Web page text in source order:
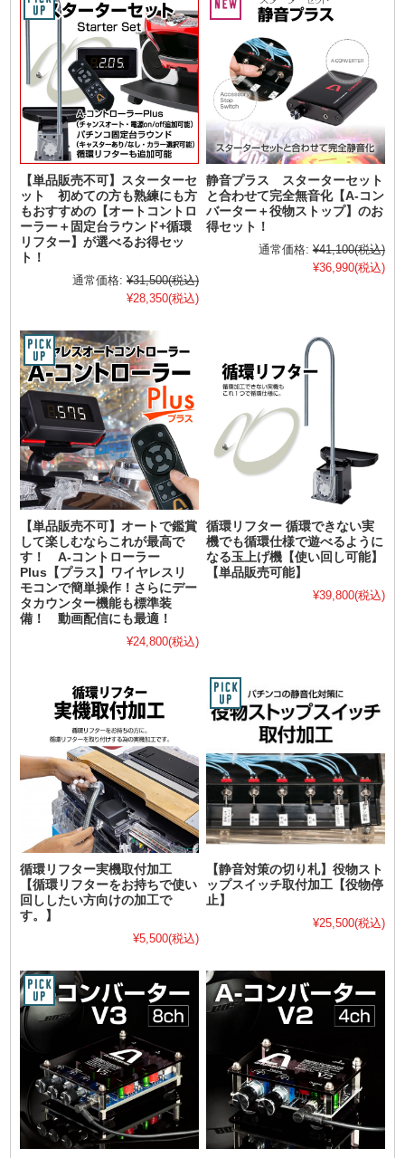
【単品販売不可】スターターセ
ット 初めての方も熟練にも方
もおすすめの【オートコントロ
ーラー＋固定台ラウンド+循環
リフター】が選べるお得セッ
ト！
通常価格: ¥31,500(税込)
¥28,350(税込)
静音プラス スターターセット
と合わせて完全無音化【A-コン
バーター＋役物ストップ】のお
得セット！
通常価格: ¥41,100(税込)
¥36,990(税込)
【単品販売不可】オートで鑑賞
して楽しむならこれが最高で
す！ A-コントローラー
Plus【プラス】ワイヤレスリ
モコンで簡単操作！さらにデー
タカウンター機能も標準装
備！ 動画配信にも最適！
¥24,800(税込)
循環リフター 循環できない実
機でも循環仕様で遊べるように
なる玉上げ機【使い回し可能】
【単品販売可能】
¥39,800(税込)
循環リフター実機取付加工
【循環リフターをお持ちで使い
回ししたい方向けの加工で
す。】
¥5,500(税込)
【静音対策の切り札】役物スト
ップスイッチ取付加工【役物停
止】
¥25,500(税込)